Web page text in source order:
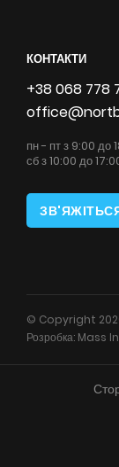
КОНТАКТИ
+38 068 778
пн - пт з 9:00 до
сб з 10:00 до
© Copyright
Розробка: Mass